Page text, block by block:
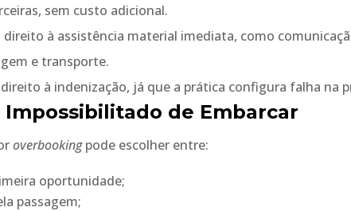
sem custo adicional.
à assistência material imediata, como
e transporte.
à indenização, já que a prática configura falha na
de Embarcar
overbookingpode escolher entre:
oportunidade;
passagem;